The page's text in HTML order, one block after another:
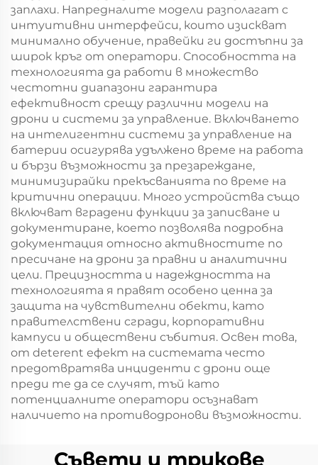
заплахи. Напредналите модели разполагат с
интуитивни интерфейси, които изискват
минимално обучение, правейки ги достъпни за
широк кръг от оператори. Способността на
технологията да работи в множество
честотни диапазони гарантира
ефективност срещу различни модели на
дрони и системи за управление. Включването
на интелигентни системи за управление на
батерии осигурява удължено време на работа
и бързи възможности за презареждане,
минимизирайки прекъсванията по време на
критични операции. Много устройства също
включват вградени функции за записване и
документиране, което позволява подробна
документация относно активностите по
пресичане на дрони за правни и аналитични
цели. Прецизността и надеждността на
технологията я правят особено ценна за
защита на чувствителни обекти, като
правителствени сгради, корпоративни
кампуси и обществени събития. Освен това,
от deterent ефект на системата често
предотвратява инциденти с дрони още
преди те да се случят, тъй като
потенциалните оператори осъзнават
наличието на противодронови възможности.
Съвети и трикове